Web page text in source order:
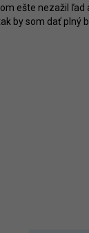
ešte nezažil ľad
by som dať plný